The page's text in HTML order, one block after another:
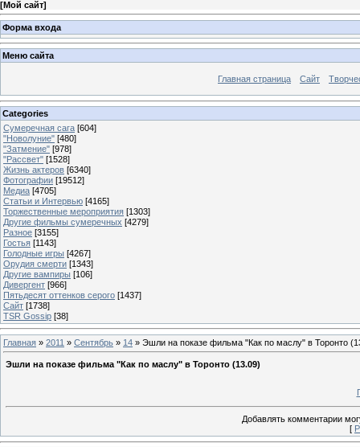
[Мой сайт]
Форма входа
Меню сайта
Главная страница Сайт
Categories
Сумеречная сага [604]
"Новолуние" [480]
"Затмение" [978]
"Рассвет" [1528]
Жизнь актеров [6340]
Фотографии [19512]
Медиа [4705]
Статьи и Интервью [4165]
Торжественные мероприятия [1303]
Другие фильмы сумеречных [4279]
Разное [3155]
Гостья [1143]
Голодные игры [4267]
Орудия смерти [1343]
Другие вампиры [106]
Дивергент [966]
Пятьдесят оттенков серого [1437]
Сайт [1738]
TSR Gossip [38]
Главная » 2011 » Сентябрь » 14 » Эшли на показе фильма "Как по маслу" в Торонто
Эшли на показе фильма "Как по маслу" в Торонто (13.09)
Добавлять комментарии
[